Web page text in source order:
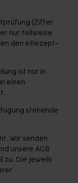
(Ziffer
nur teilweise
den eRezept-
ist nur in
einen
stehende
Wir senden
unsere AGB
zu. Die jeweils